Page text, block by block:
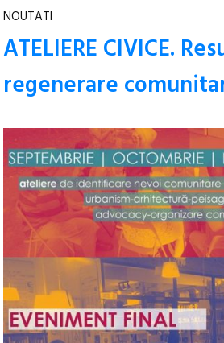
NOUTATI
ATELIERE CIVICE.
regenerare